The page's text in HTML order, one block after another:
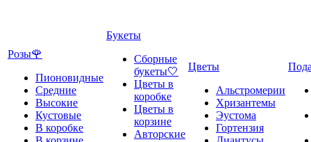
Розы🌹
Пионовидные
Средние
Высокие
Кустовые
В коробке
Букеты
Сборные
букеты🤍
Цветы в
коробке
Цветы в
корзине
Авторские
Цветы
Альстромерии
Хризантемы
Эустома
Гортензия